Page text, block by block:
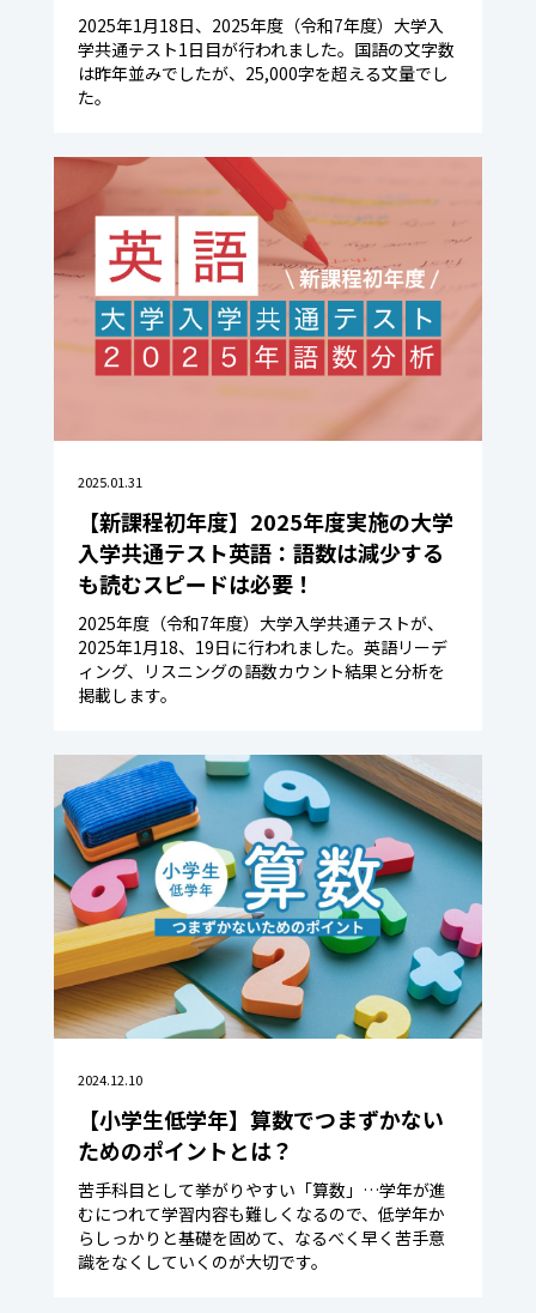
2025年1月18日、2025年度（令和7年度）大学入
学共通テスト1日目が行われました。国語の文字数
は昨年並みでしたが、25,000字を超える文量でし
た。
2025.01.31
【新課程初年度】2025年度実施の大学
入学共通テスト英語：語数は減少する
も読むスピードは必要！
2025年度（令和7年度）大学入学共通テストが、
2025年1月18、19日に行われました。英語リーデ
ィング、リスニングの語数カウント結果と分析を
掲載します。
2024.12.10
【小学生低学年】算数でつまずかない
ためのポイントとは？
苦手科目として挙がりやすい「算数」…学年が進
むにつれて学習内容も難しくなるので、低学年か
らしっかりと基礎を固めて、なるべく早く苦手意
識をなくしていくのが大切です。